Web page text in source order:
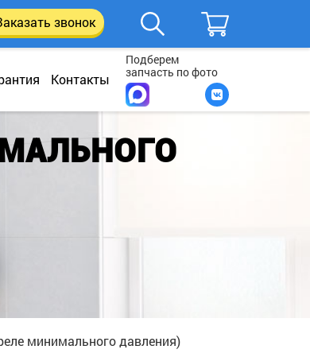
Контакты
Подберем
запчасть по фото
звонок
минимального давления)